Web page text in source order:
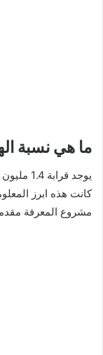
ما هي نسبة
يوجد قرابة 1.4 مليون شخص هندي يعيش في بريطانيا.
مشروع المعرفة